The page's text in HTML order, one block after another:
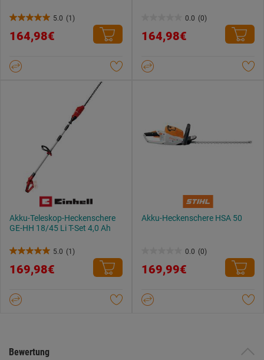
5.0 (1)
5.0
von
Sternen.
164,98€
0.0 (0)
von
Sternen.
164,98€
Akku-Teleskop-Heckenschere
GE-HH 18/45 Li T-Set 4,0 Ah
5.0 (1)
5.0
von
Sternen.
169,98€
Akku-Heckenschere HSA 50
0.0 (0)
von
Sternen.
169,99€
Bewertung